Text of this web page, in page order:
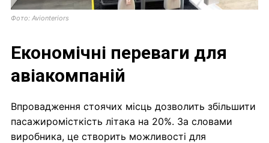
Фото: Avionteriors
Економічні переваги для
авіакомпаній
Впровадження стоячих місць дозволить збільшити
пасажиромісткість літака на 20%. За словами
виробника, це створить можливості для